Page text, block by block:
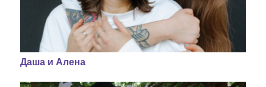
Даша и Алена